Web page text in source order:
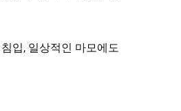
입, 일상적인 마모에도